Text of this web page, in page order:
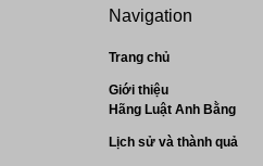
Navigation
Trang chủ
Giới thiệu
Hãng Luật Anh Bằng
Lịch sử và thành quả